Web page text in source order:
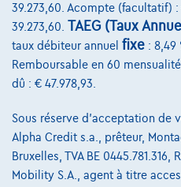
BMW Serie 2
39.273,60. Acompte (facultatif)
39.273,60. TAEG (Taux
taux débiteur annuel fixe : 8,49
Remboursable en 60
dû : € 47.978,93.
Sous réserve d'acceptation de
Alpha Credit s.a., prêteur,
Bruxelles, TVA BE 0445.781.316,
Mobility S.A., agent à titre